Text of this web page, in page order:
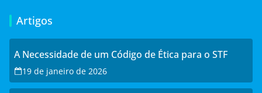
Artigos
A Necessidade de um Código de Ética para o STF
19 de janeiro de 2026